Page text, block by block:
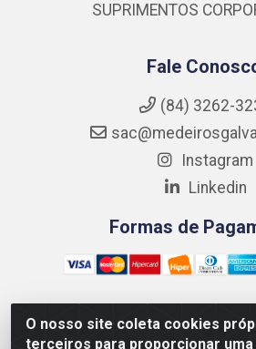
O nosso site coleta cookies
terceiros para proporcionar
SUPRIMENTOS
Fale
(84) 3262-
Instagram
Linkedin
Formas de
Medeiros Galvão Soluções LTDA -